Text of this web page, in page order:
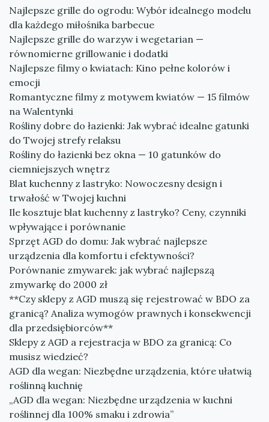
Najlepsze grille do ogrodu: Wybór idealnego modelu
dla każdego miłośnika barbecue
Najlepsze grille do warzyw i wegetarian —
równomierne grillowanie i dodatki
Najlepsze filmy o kwiatach: Kino pełne kolorów i
emocji
Romantyczne filmy z motywem kwiatów — 15 filmów
na Walentynki
Rośliny dobre do łazienki: Jak wybrać idealne gatunki
do Twojej strefy relaksu
Rośliny do łazienki bez okna — 10 gatunków do
ciemniejszych wnętrz
Blat kuchenny z lastryko: Nowoczesny design i
trwałość w Twojej kuchni
Ile kosztuje blat kuchenny z lastryko? Ceny, czynniki
wpływające i porównanie
Sprzęt AGD do domu: Jak wybrać najlepsze
urządzenia dla komfortu i efektywności?
Porównanie zmywarek: jak wybrać najlepszą
zmywarkę do 2000 zł
**Czy sklepy z AGD muszą się rejestrować w BDO za
granicą? Analiza wymogów prawnych i konsekwencji
dla przedsiębiorców**
Sklepy z AGD a rejestracja w BDO za granicą: Co
musisz wiedzieć?
AGD dla wegan: Niezbędne urządzenia, które ułatwią
roślinną kuchnię
„AGD dla wegan: Niezbędne urządzenia w kuchni
roślinnej dla 100% smaku i zdrowia”